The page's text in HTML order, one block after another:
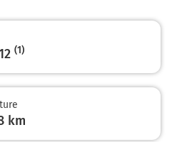
la 1ère sortie sur D953 et
(1)
km